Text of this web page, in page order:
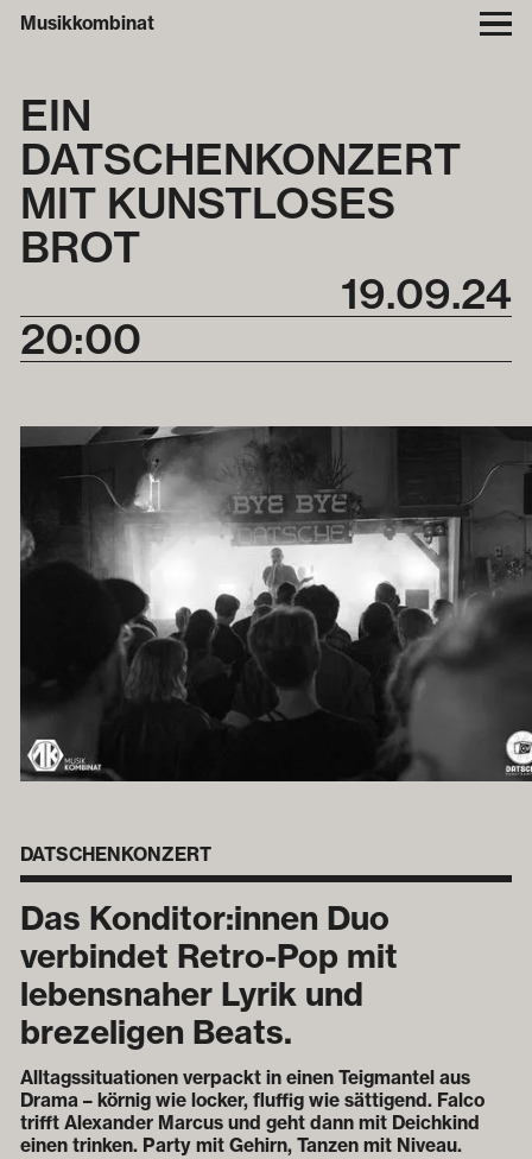
Musikkombinat
EIN
DATSCHENKONZERT
MIT KUNSTLOSES
BROT
19.09.24
20:00
DATSCHENKONZERT
Das Konditor:innen Duo
verbindet Retro-Pop mit
lebensnaher Lyrik und
brezeligen Beats.
Alltagssituationen verpackt in einen Teigmantel aus
Drama – körnig wie locker, fluffig wie sättigend. Falco
trifft Alexander Marcus und geht dann mit Deichkind
einen trinken. Party mit Gehirn, Tanzen mit Niveau.